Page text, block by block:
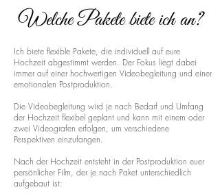
Welche Pakete biete ich an?
Ich biete flexible Pakete, die individuell auf eure
Hochzeit abgestimmt werden. Der Fokus liegt dabei
immer auf einer hochwertigen Videobegleitung und einer
emotionalen Postproduktion.
Die Videobegleitung wird je nach Bedarf und Umfang
der Hochzeit flexibel geplant und kann mit einem oder
zwei Videografen erfolgen, um verschiedene
Perspektiven einzufangen.
Nach der Hochzeit entsteht in der Postproduktion euer
persönlicher Film, der je nach Paket unterschiedlich
aufgebaut ist: